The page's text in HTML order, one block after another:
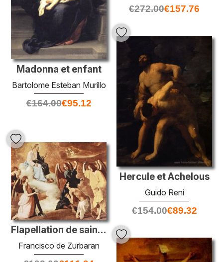
€272.00€157.76
Madonna et enfant
Bartolome Esteban Murillo
€164.00€95.12
Hercule et Achelous
Guido Reni
€154.00€89.32
Flapellation de saint Jérôme par les anges
Francisco de Zurbaran